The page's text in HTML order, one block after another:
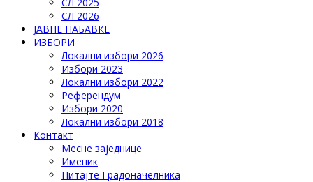
СЛ 2026
ЈАВНЕ НАБАВКЕ
ИЗБОРИ
Локални избори 2026
Избори 2023
Локални избори 2022
Референдум
Избори 2020
Локални избори 2018
Контакт
Месне заједнице
Именик
Питајте Градоначелника